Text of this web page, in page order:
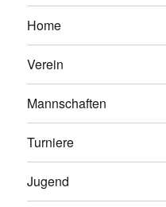
Home
Verein
Mannschaften
Turniere
Jugend